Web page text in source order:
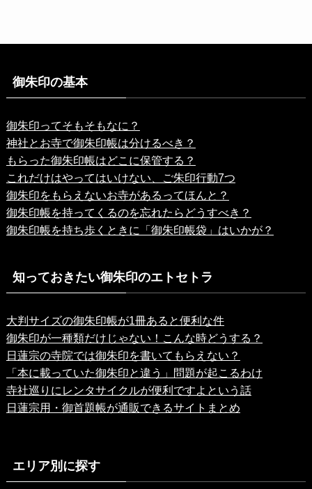
御朱印の基本
御朱印ってそもそもなに？
神社とお寺で御朱印帳は分けるべき？
もらった御朱印帳はどこに保管する？
これだけはやってはいけない、ご朱印行動7つ
御朱印をもらえないお寺があるってほんと？
御朱印帳を持ってくるのを忘れたらどうすべき？
御朱印帳を持ち歩くときに「御朱印帳袋」はいかが？
知っておきたい御朱印のエトセトラ
大判サイズの御朱印帳が1冊あると便利な件
御朱印が一種類だけじゃない！こんな時どうする？
日蓮宗の寺院では御朱印を書いてもらえない？
「本に載っていた御朱印と違う」問題が起こるわけ
寺社巡りにレンタサイクルが便利ですよという話
日蓮宗用・御首題帳が通販できるサイトまとめ
エリア別に探す